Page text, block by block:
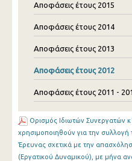
Αποφάσεις έτους 2015
Αποφάσεις έτους 2014
Αποφάσεις έτους 2013
Αποφάσεις έτους 2012
Αποφάσεις έτους 2011 -
Ορισμός Ιδιωτών Συνεργατών
χρησιμοποιηθούν για την συλλογή
Έρευνας σχετικά με την
(Εργατικού Δυναμικού), με μήνα